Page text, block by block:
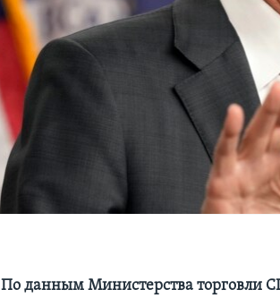
По данным Министерства торговли